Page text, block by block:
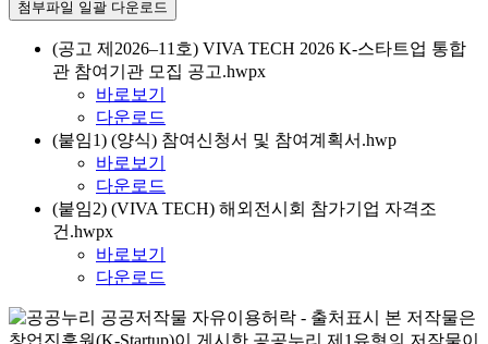
첨부파일 일괄 다운로드
(공고 제2026–11호) VIVA TECH 2026 K-스타트업 통합
관 참여기관 모집 공고.hwpx
바로보기
다운로드
(붙임1) (양식) 참여신청서 및 참여계획서.hwp
바로보기
다운로드
(붙임2) (VIVA TECH) 해외전시회 참가기업 자격조
건.hwpx
바로보기
다운로드
본 저작물은
창업진흥원(K-Startup)이 게시한 공공누리 제1유형의 저작물이